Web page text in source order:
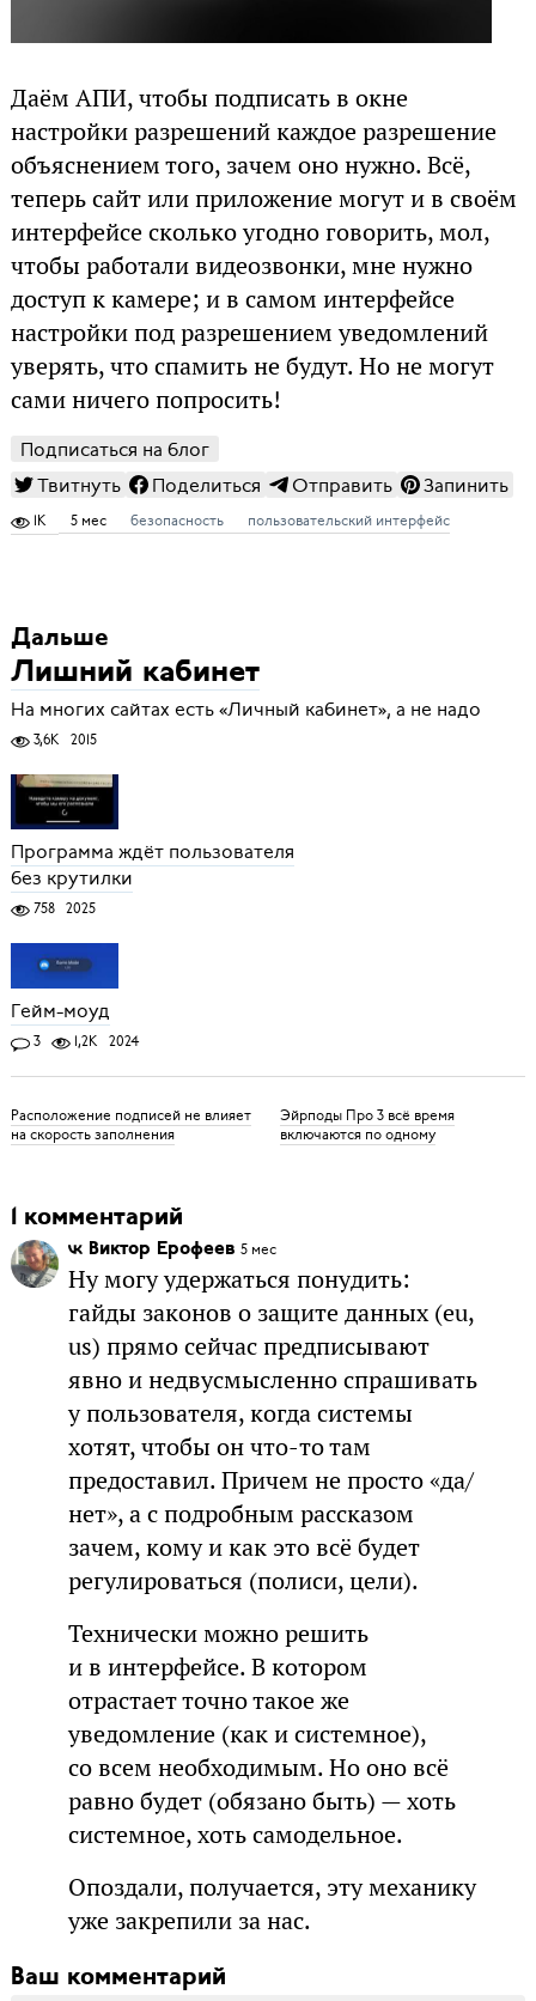
Даём АПИ, чтобы подписать в окне
настройки разрешений каждое разрешение
объяснением того, зачем оно нужно. Всё,
теперь сайт или приложение могут и в своём
интерфейсе сколько угодно говорить, мол,
чтобы работали видеозвонки, мне нужно
доступ к камере; и в самом интерфейсе
настройки под разрешением уведомлений
уверять, что спамить не будут. Но не могут
сами ничего попросить!
Подписаться на блог
Твитнуть
Поделиться Отправить Запинить
1K 5 мес безопасность пользовательский интерфейс
Дальше
Лишний кабинет
На многих сайтах есть «Личный кабинет», а не надо
3,6K 2015
Программа ждёт пользователя
без крутилки
758 2025
Гейм-моуд
3 1,2K 2024
Расположение подписей не влияет
на скорость заполнения
Эйрподы Про 3 всё время
включаются по одному
1 комментарий
Виктор Ерофеев 5 мес
Ну могу удержаться понудить:
гайды законов о защите данных (eu,
us) прямо сейчас предписывают
явно и недвусмысленно спрашивать
у пользователя, когда системы
хотят, чтобы он что-то там
предоставил. Причем не просто «да/
нет», а с подробным рассказом
зачем, кому и как это всё будет
регулироваться (полиси, цели).
Технически можно решить
и в интерфейсе. В котором
отрастает точно такое же
уведомление (как и системное),
со всем необходимым. Но оно всё
равно будет (обязано быть) — хоть
системное, хоть самодельное.
Опоздали, получается, эту механику
уже закрепили за нас.
Ваш комментарий